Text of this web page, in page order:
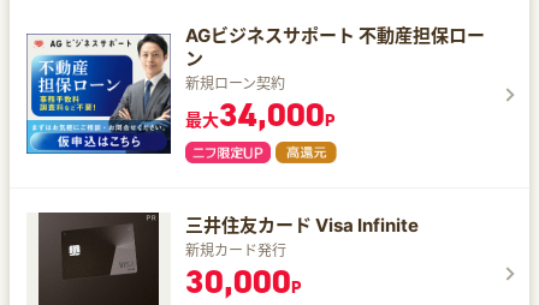
AGビジネスサポート 不動産担保ロー
ン
新規ローン契約
最大34,000P
三井住友カード Visa Infinite
新規カード発行
30,000P